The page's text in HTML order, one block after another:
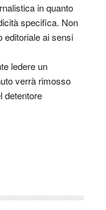
in quanto
specifica. Non
editoriale ai sensi
ledere un
verrà rimosso
detentore